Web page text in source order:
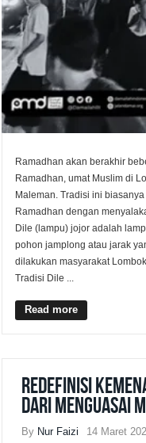
Ramadhan akan berakhir
Ramadhan, umat Muslim di
Maleman. Tradisi ini
Ramadhan dengan
Dile (lampu) jojor adalah
pohon jamplong atau jarak
dilakukan masyarakat
Tradisi Dile ...
Read more
Redefinisi
Dari Menguasai
By Nur Faizi 14 Maret